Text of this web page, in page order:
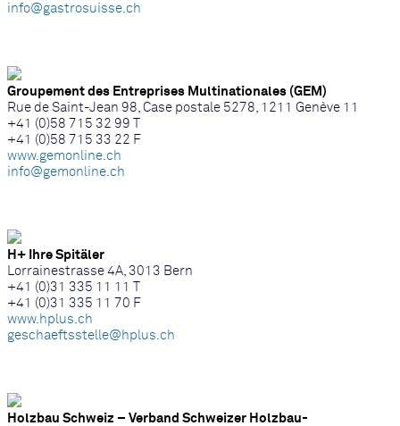
info@gastrosuisse.ch
Groupement des Entreprises Multinationales (GEM)
Rue de Saint-Jean 98, Case postale 5278, 1211 Genève 11
+41 (0)58 715 32 99 T
+41 (0)58 715 33 22 F
www.gemonline.ch
info@gemonline.ch
H+ Ihre Spitäler
Lorrainestrasse 4A, 3013 Bern
+41 (0)31 335 11 11 T
+41 (0)31 335 11 70 F
www.hplus.ch
geschaeftsstelle@hplus.ch
Holzbau Schweiz – Verband Schweizer Holzbau-